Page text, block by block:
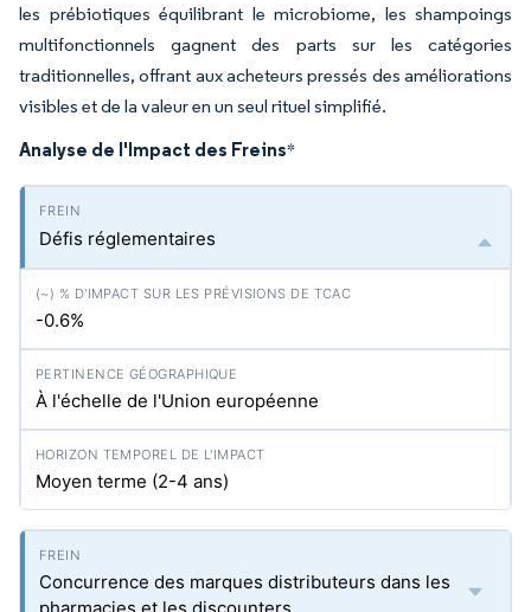
les prébiotiques équilibrant le microbiome, les shampoings
multifonctionnels gagnent des parts sur les catégories
traditionnelles, offrant aux acheteurs pressés des améliorations
visibles et de la valeur en un seul rituel simplifié.
Analyse de l'Impact des Freins*
Défis réglementaires
-0.6%
À l'échelle de l'Union européenne
Moyen terme (2-4 ans)
Concurrence des marques distributeurs dans les